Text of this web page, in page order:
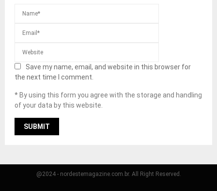
Save my name, email, and website in this browser for
the next time I comment.
* By using this form you agree with the storage and handling
of your data by this website.
@2024 - nordestemagazine.com.br. All Right Reserved.